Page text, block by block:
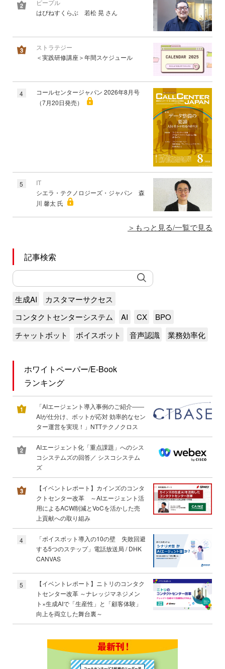
ピープル
はぴねすくらぶ 若松 晃 さん
ストラテジー
＜実践研修講座＞年間スケジュール
4
コールセンタージャパン 2026年8月号
（7月20日発売）
5
IT
シエラ・テクノロジーズ・ジャパン 森
川 馨太 氏
もっと見る/一覧で見る
記事検索
生成AI
カスタマーサクセス
コンタクトセンターシステム
AI CX
BPO
チャットボット
ボイスボット 音声認識 業務効率化
ホワイトペーパー/E-Book
ランキング
「AIエージェント導入事例のご紹介――
AIが仕分け、ボットが応対 効率的なセン
ター運営を実現！」NTTテクノクロス
AIエージェント化「重点課題」へのシス
コシステムズの回答／ シスコシステム
ズ
【イベントレポート】カインズのコンタ
クトセンター改革 ～AIエージェント活
用によるACW削減とVoCを活かした売
上貢献への取り組み
4
「ボイスボット導入の10の壁 失敗回避
する5つのステップ」電話放送局 / DHK
CANVAS
5
【イベントレポート】ニトリのコンタク
トセンター改革 ～ナレッジマネジメン
ト×生成AIで「生産性」と「顧客体験」
向上を両立した舞台裏～